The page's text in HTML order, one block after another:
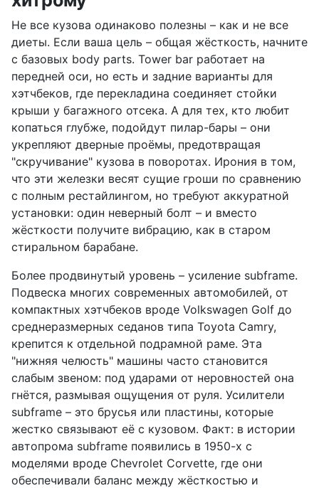
Не все кузова одинаково полезны – как и не все
диеты. Если ваша цель – общая жёсткость, начните
с базовых body parts. Tower bar работает на
передней оси, но есть и задние варианты для
хэтчбеков, где перекладина соединяет стойки
крыши у багажного отсека. А для тех, кто любит
копаться глубже, подойдут пилар-бары – они
укрепляют дверные проёмы, предотвращая
"скручивание" кузова в поворотах. Ирония в том,
что эти железки весят сущие гроши по сравнению
с полным рестайлингом, но требуют аккуратной
установки: один неверный болт – и вместо
жёсткости получите вибрацию, как в старом
стиральном барабане.
Более продвинутый уровень – усиление subframe.
Подвеска многих современных автомобилей, от
компактных хэтчбеков вроде Volkswagen Golf до
среднеразмерных седанов типа Toyota Camry,
крепится к отдельной подрамной раме. Эта
"нижняя челюсть" машины часто становится
слабым звеном: под ударами от неровностей она
гнётся, размывая ощущения от руля. Усилители
subframe – это брусья или пластины, которые
жестко связывают её с кузовом. Факт: в истории
автопрома subframe появились в 1950-х с
моделями вроде Chevrolet Corvette, где они
обеспечивали баланс между жёсткостью и